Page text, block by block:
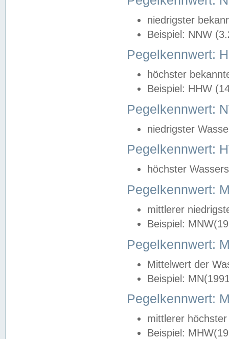
niedrigster
Beispiel: NNW
Pegelkennwert:
höchster
Beispiel: HHW
Pegelkennwert:
niedrigster
Pegelkennwert:
höchster
Pegelkennwert:
mittlerer
Beispiel:
Pegelkennwert:
Mittelwert der
Beispiel:
Pegelkennwert:
mittlerer
Beispiel: